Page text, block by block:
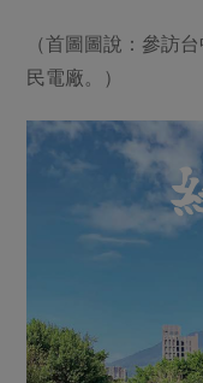
（首圖圖說：參訪
民電廠。）